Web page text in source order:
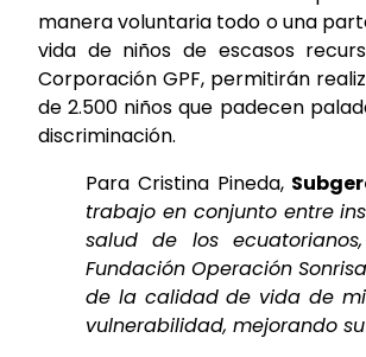
manera voluntaria todo o una
vida de niños de escasos
Corporación GPF, permitirán
de 2.500 niños que padecen
discriminación.
Para Cristina Pineda,
trabajo en conjunto entre
salud de los
Fundación Operación
de la calidad de vida de
vulnerabilidad, mejorando